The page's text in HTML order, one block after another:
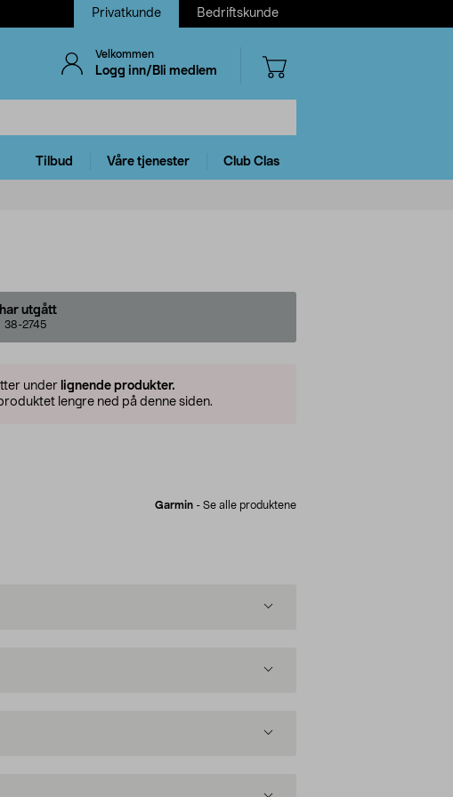
Privatkunde Bedriftskunde
Velkommen
Logg inn/Bli medlem
Tilbud Våre tjenester Club Clas
utgått
38-2745
under lignende produkter.
lengre ned på denne siden.
Garmin - Se alle produktene